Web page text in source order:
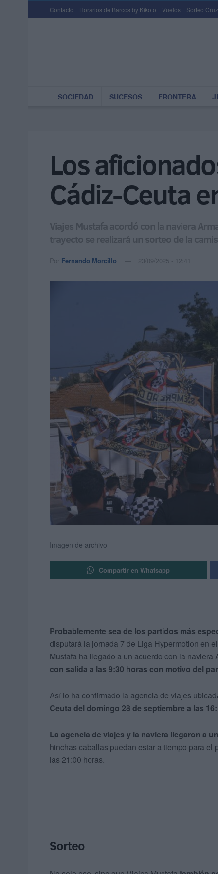
Contacto Horarios de Barcos by Kikoto Vuelos Sorteo
SOCIEDAD SUCESOS FRONTERA
Los
Cádiz-Ceuta
Viajes Mustafa acordó con la naviera
trayecto se realizará un sorteo de la
Por Fernando Morcillo 23/09/2025 - 12:41
Imagen de archivo
Compartir en Whatsapp
Probablemente sea de los partidos más
disputará la jornada 7 de Liga Hypermotion en el
Mustafa ha llegado a un acuerdo con la naviera
con salida a las 9:30 horas con motivo del
Así lo ha confirmado la agencia de viajes
Ceuta del domingo 28 de septiembre a las
La agencia de viajes y la naviera llegaron a
hinchas caballas puedan estar a tiempo para
las 21:00 horas.
Sorteo